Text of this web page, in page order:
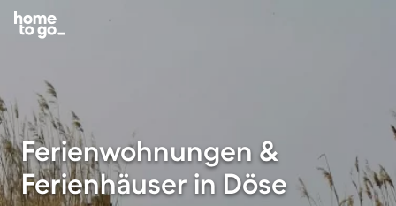
Ferienwohnungen &
Ferienhäuser in Döse